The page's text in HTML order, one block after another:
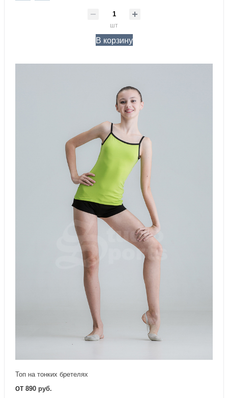
шт
В корзину
Топ на тонких бретелях
от 890 руб.